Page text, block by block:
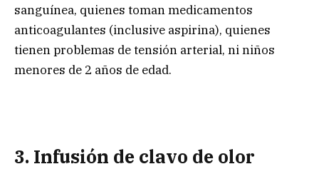
sanguínea, quienes toman medicamentos
anticoagulantes (inclusive aspirina), quienes
tienen problemas de tensión arterial, ni niños
menores de 2 años de edad.
3. Infusión de clavo de olor